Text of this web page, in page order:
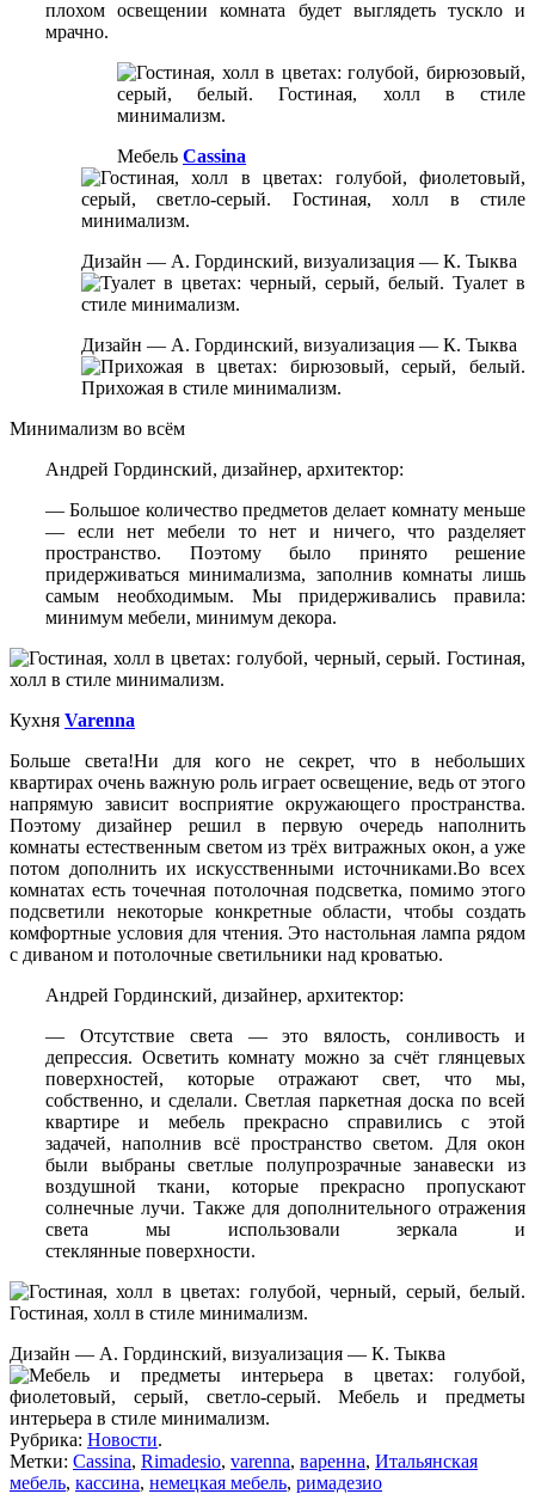
плохом освещении комната будет выглядеть тускло и
мрачно.
Мебель Cassina
Дизайн — А. Гординский, визуализация — К. Тыква
Дизайн — А. Гординский, визуализация — К. Тыква
Минимализм во всём
Андрей Гординский, дизайнер, архитектор:
— Большое количество предметов делает комнату меньше
— если нет мебели то нет и ничего, что разделяет
пространство. Поэтому было принято решение
придерживаться минимализма, заполнив комнаты лишь
самым необходимым. Мы придерживались правила:
минимум мебели, минимум декора.
Кухня Varenna
Больше света!Ни для кого не секрет, что в небольших
квартирах очень важную роль играет освещение, ведь от этого
напрямую зависит восприятие окружающего пространства.
Поэтому дизайнер решил в первую очередь наполнить
комнаты естественным светом из трёх витражных окон, а уже
потом дополнить их искусственными источниками.Во всех
комнатах есть точечная потолочная подсветка, помимо этого
подсветили некоторые конкретные области, чтобы создать
комфортные условия для чтения. Это настольная лампа рядом
с диваном и потолочные светильники над кроватью.
Андрей Гординский, дизайнер, архитектор:
— Отсутствие света — это вялость, сонливость и
депрессия. Осветить комнату можно за счёт глянцевых
поверхностей, которые отражают свет, что мы,
собственно, и сделали. Светлая паркетная доска по всей
квартире и мебель прекрасно справились с этой
задачей, наполнив всё пространство светом. Для окон
были выбраны светлые полупрозрачные занавески из
воздушной ткани, которые прекрасно пропускают
солнечные лучи. Также для дополнительного отражения
света мы использовали зеркала и
стеклянные поверхности.
Дизайн — А. Гординский, визуализация — К. Тыква
Рубрика: Новости.
Метки: Cassina, Rimadesio, varenna, варенна, Итальянская
мебель, кассина, немецкая мебель, римадезио